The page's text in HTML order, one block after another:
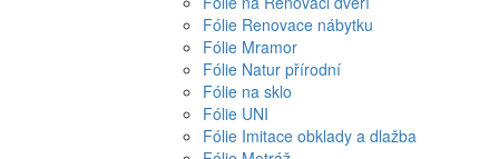
Fólie Renovace nábytku
Fólie Mramor
Fólie Natur přírodní
Fólie na sklo
Fólie UNI
Fólie Imitace obklady a dlažba